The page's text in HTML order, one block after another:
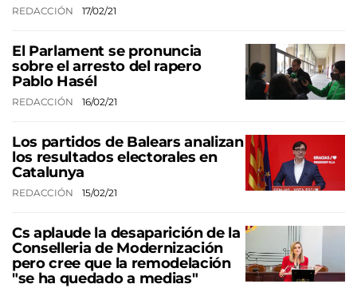
REDACCIÓN 17/02/21
El Parlament se pronuncia
sobre el arresto del rapero
Pablo Hasél
REDACCIÓN 16/02/21
Los partidos de Balears analizan
los resultados electorales en
Catalunya
REDACCIÓN 15/02/21
Cs aplaude la desaparición de la
Conselleria de Modernización
pero cree que la remodelación
"se ha quedado a medias"